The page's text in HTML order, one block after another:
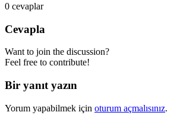
0 cevaplar
Cevapla
Want to join the discussion?
Feel free to contribute!
Bir yanıt yazın
Yorum yapabilmek için oturum açmalısınız.